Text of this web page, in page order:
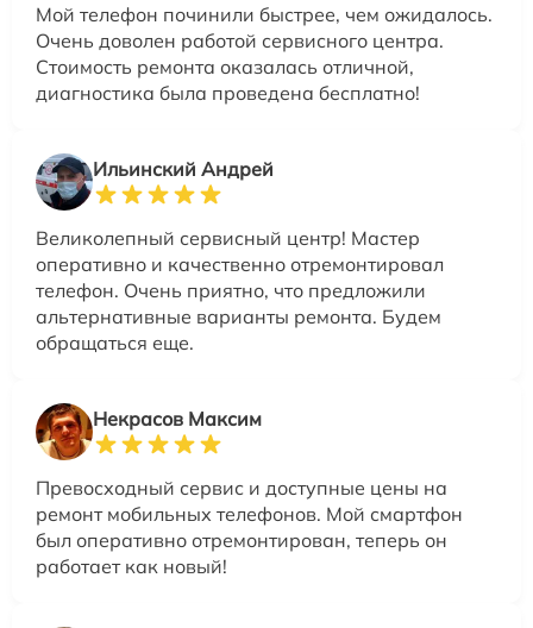
Мой телефон починили быстрее, чем ожидалось.
Очень доволен работой сервисного центра.
Стоимость ремонта оказалась отличной,
диагностика была проведена бесплатно!
Ильинский Андрей
Великолепный сервисный центр! Мастер
оперативно и качественно отремонтировал
телефон. Очень приятно, что предложили
альтернативные варианты ремонта. Будем
обращаться еще.
Некрасов Максим
Превосходный сервис и доступные цены на
ремонт мобильных телефонов. Мой смартфон
был оперативно отремонтирован, теперь он
работает как новый!